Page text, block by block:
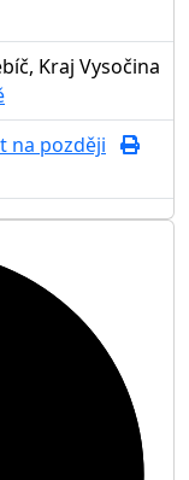
Kraj Vysočina
na později